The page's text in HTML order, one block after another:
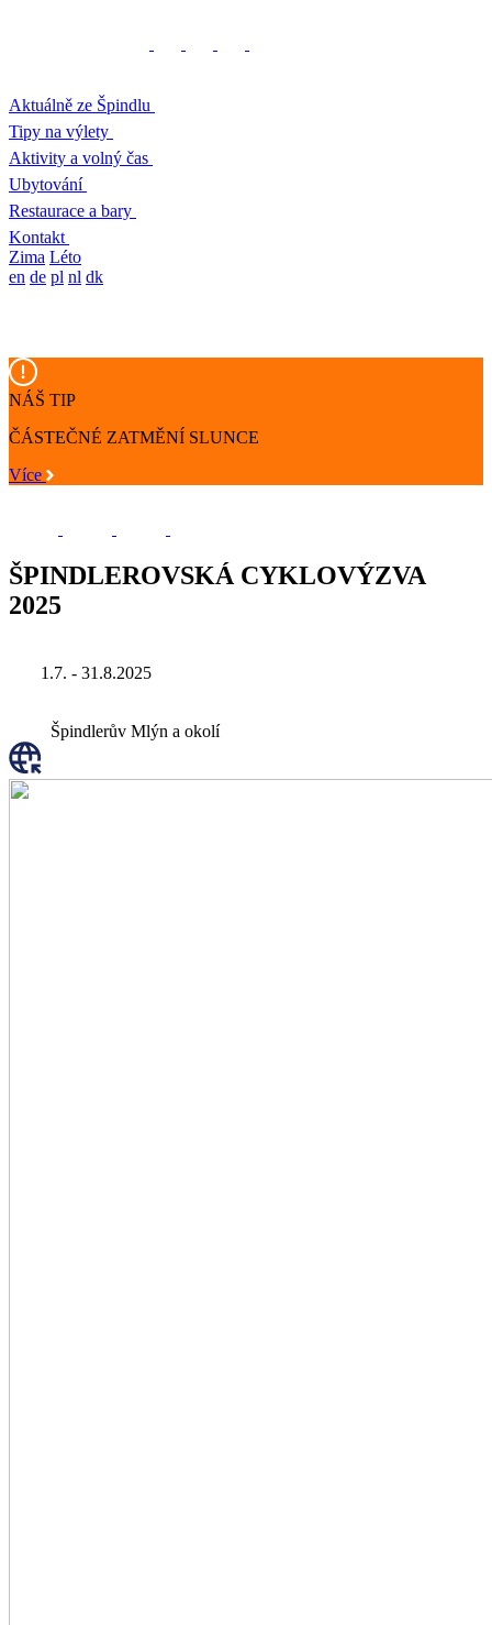
Aktuálně ze Špindlu
Tipy na výlety
Aktivity a volný čas
Ubytování
Restaurace a bary
Kontakt
Zima Léto
en de pl nl dk
NÁŠ TIP
ČÁSTEČNÉ ZATMĚNÍ SLUNCE
Více
ŠPINDLEROVSKÁ CYKLOVÝZVA
2025
1.7. - 31.8.2025
Špindlerův Mlýn a okolí